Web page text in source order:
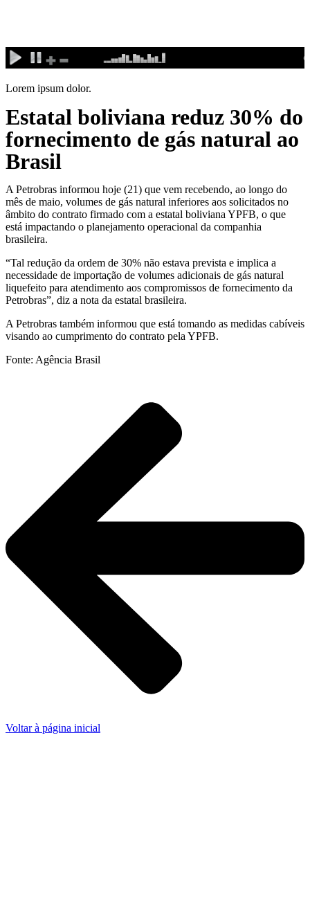
conteúdo
Lorem ipsum dolor.
Estatal boliviana reduz 30% do
fornecimento de gás natural ao
Brasil
A Petrobras informou hoje (21) que vem recebendo, ao longo do
mês de maio, volumes de gás natural inferiores aos solicitados no
âmbito do contrato firmado com a estatal boliviana YPFB, o que
está impactando o planejamento operacional da companhia
brasileira.
“Tal redução da ordem de 30% não estava prevista e implica a
necessidade de importação de volumes adicionais de gás natural
liquefeito para atendimento aos compromissos de fornecimento da
Petrobras”, diz a nota da estatal brasileira.
A Petrobras também informou que está tomando as medidas cabíveis
visando ao cumprimento do contrato pela YPFB.
Fonte: Agência Brasil
Voltar à página inicial